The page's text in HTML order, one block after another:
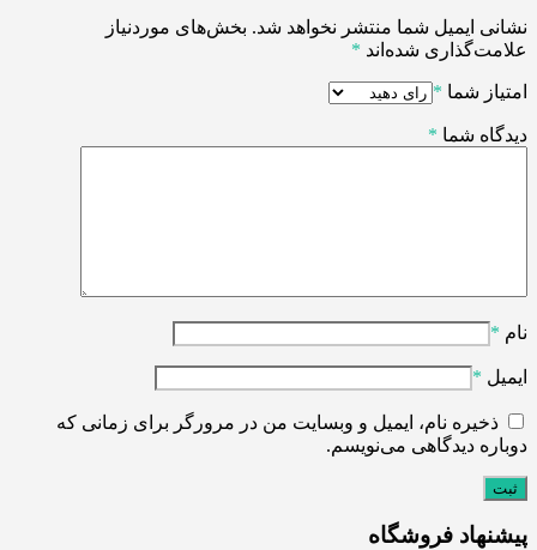
نشانی ایمیل شما منتشر نخواهد شد. بخش‌های موردنیاز
علامت‌گذاری شده‌اند *
امتیاز شما *
دیدگاه شما *
نام *
ایمیل *
ذخیره نام، ایمیل و وبسایت من در مرورگر برای زمانی که
دوباره دیدگاهی می‌نویسم.
پیشنهاد فروشگاه